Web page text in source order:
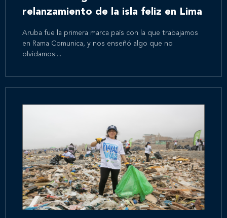
relanzamiento de la isla feliz en Lima
Aruba fue la primera marca país con la que trabajamos
en Rama Comunica, y nos enseñó algo que no
olvidamos:...